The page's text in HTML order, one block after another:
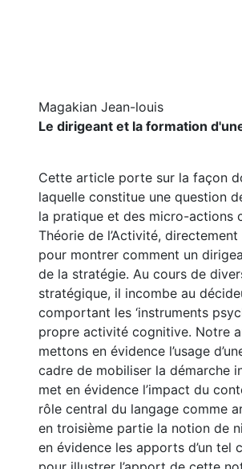
Magakian Jean-louis
Le dirigeant et la formation
Cette article porte sur la façon
laquelle constitue une question
la pratique et des micro-actions
Théorie de l’Activité,
pour montrer comment un
de la stratégie. Au cours de
stratégique, il incombe au
comportant les ‘instruments
propre activité cognitive. Notre
mettons en évidence l’usage
cadre de mobiliser la démarche
met en évidence l’impact du
rôle central du langage comme
en troisième partie la notion de
en évidence les apports d’un